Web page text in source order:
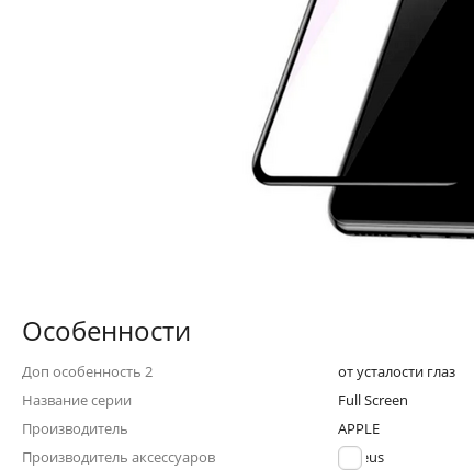
Особенности
Доп особенность 2
от усталости глаз
Название серии
Full Screen
Производитель
APPLE
Производитель аксессуаров
Baseus